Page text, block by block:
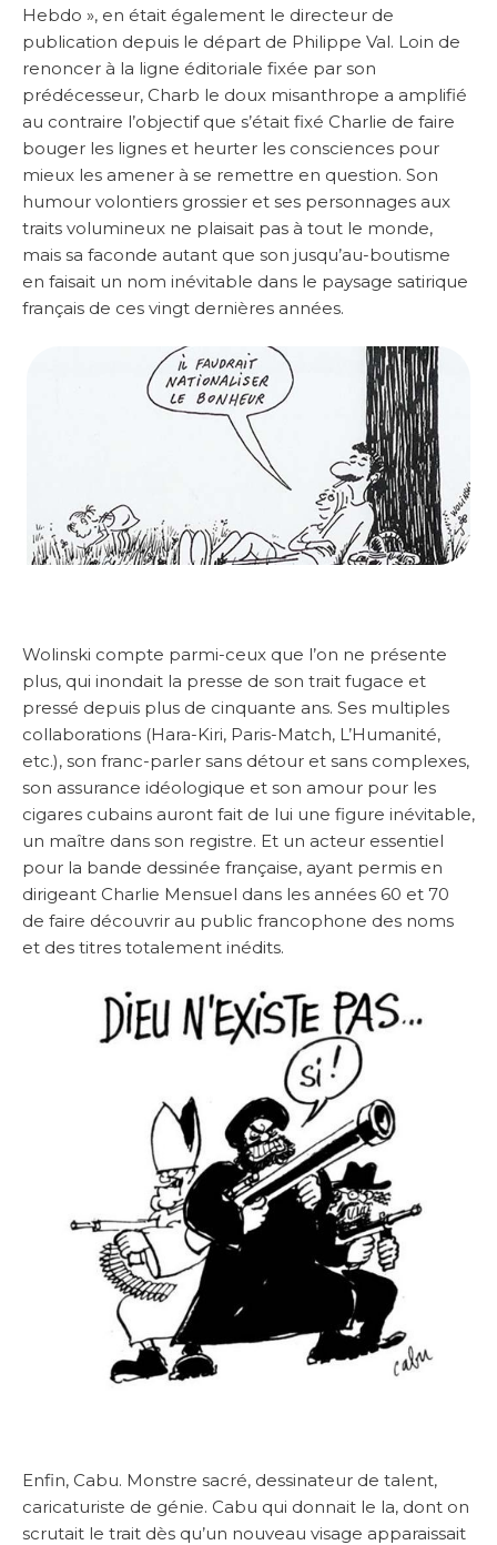
Hebdo », en était également le directeur de
publication depuis le départ de Philippe Val. Loin de
renoncer à la ligne éditoriale fixée par son
prédécesseur, Charb le doux misanthrope a amplifié
au contraire l’objectif que s’était fixé Charlie de faire
bouger les lignes et heurter les consciences pour
mieux les amener à se remettre en question. Son
humour volontiers grossier et ses personnages aux
traits volumineux ne plaisait pas à tout le monde,
mais sa faconde autant que son jusqu’au-boutisme
en faisait un nom inévitable dans le paysage satirique
français de ces vingt dernières années.
Wolinski compte parmi-ceux que l’on ne présente
plus, qui inondait la presse de son trait fugace et
pressé depuis plus de cinquante ans. Ses multiples
collaborations (Hara-Kiri, Paris-Match, L’Humanité,
etc.), son franc-parler sans détour et sans complexes,
son assurance idéologique et son amour pour les
cigares cubains auront fait de lui une figure inévitable,
un maître dans son registre. Et un acteur essentiel
pour la bande dessinée française, ayant permis en
dirigeant Charlie Mensuel dans les années 60 et 70
de faire découvrir au public francophone des noms
et des titres totalement inédits.
Enfin, Cabu. Monstre sacré, dessinateur de talent,
caricaturiste de génie. Cabu qui donnait le la, dont on
scrutait le trait dès qu’un nouveau visage apparaissait